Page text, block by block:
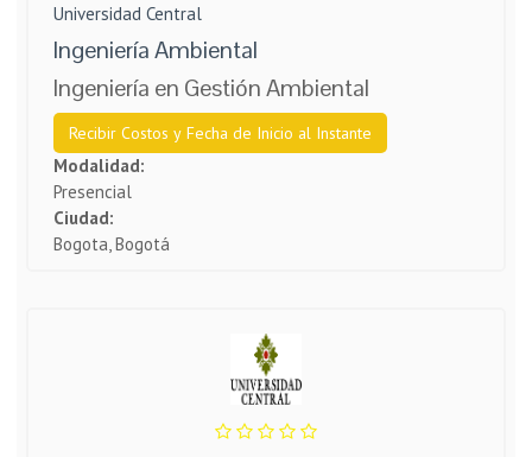
Universidad Central
Ingeniería Ambiental
Ingeniería en Gestión Ambiental
Recibir Costos y Fecha de Inicio al Instante
Modalidad:
Presencial
Ciudad:
Bogota, Bogotá